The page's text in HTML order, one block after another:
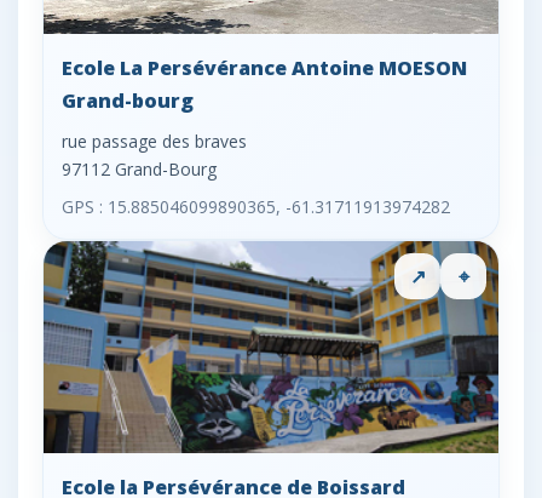
Ecole La Persévérance Antoine MOESON
Grand-bourg
rue passage des braves
97112 Grand-Bourg
GPS : 15.885046099890365, -61.31711913974282
↗ ⌖
Ecole la Persévérance de Boissard